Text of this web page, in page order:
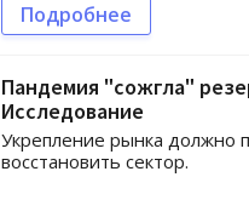
Подробнее
Пандемия "сожгла"
Исследование
Укрепление рынка должно
восстановить сектор.